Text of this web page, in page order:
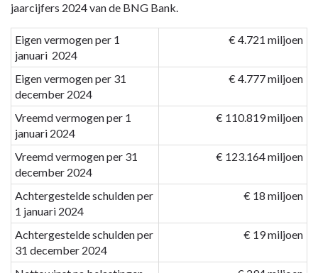
jaarcijfers 2024 van de BNG Bank.
Eigen vermogen per 1
januari 2024
€ 4.721 miljoen
Eigen vermogen per 31
december 2024
€ 4.777 miljoen
Vreemd vermogen per 1
januari 2024
€ 110.819 miljoen
Vreemd vermogen per 31
december 2024
€ 123.164 miljoen
Achtergestelde schulden per
1 januari 2024
€ 18 miljoen
Achtergestelde schulden per
31 december 2024
€ 19 miljoen